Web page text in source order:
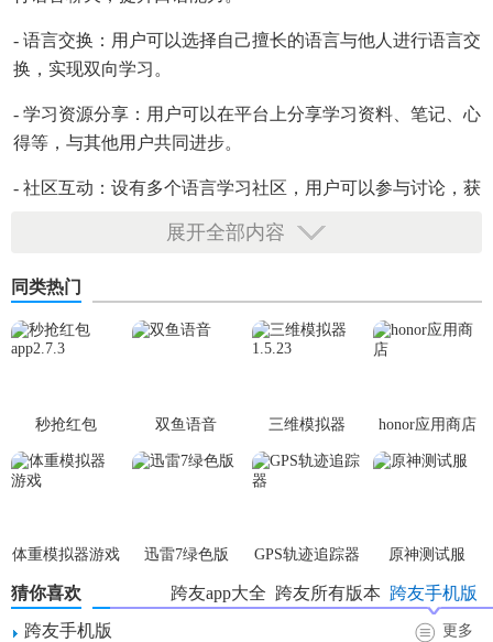
- 语言交换：用户可以选择自己擅长的语言与他人进行语言交
换，实现双向学习。
- 学习资源分享：用户可以在平台上分享学习资料、笔记、心
得等，与其他用户共同进步。
- 社区互动：设有多个语言学习社区，用户可以参与讨论，获
跨友app安卓版技巧
1. 高效匹配：利用智能算法，根据用户的学习需求和语言水
2. 学习打卡：设置每日学习目标并打卡，培养学习习惯，同
时获得学习积分和奖励。
1. 真实语言环境：通过实时语音聊天，让用户置身于真实的
展开全部内容
同类热门
秒抢红包
app2.7.3
双鱼语音
三维模拟器
1.5.23
honor应用商店
体重模拟器游戏 迅雷7绿色版 GPS轨迹追踪器 原神测试服
猜你喜欢 跨友手机版
跨友所有版本
跨友app大全
跨友手机版
更多